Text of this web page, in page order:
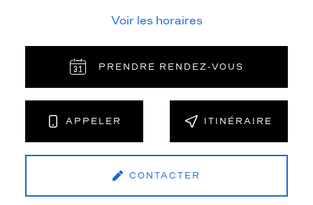
Voir les horaires
PRENDRE RENDEZ‑VOUS
APPELER ITINÉRAIRE
CONTACTER